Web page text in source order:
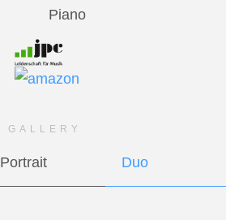
Piano
GALLERY
Portrait Duo